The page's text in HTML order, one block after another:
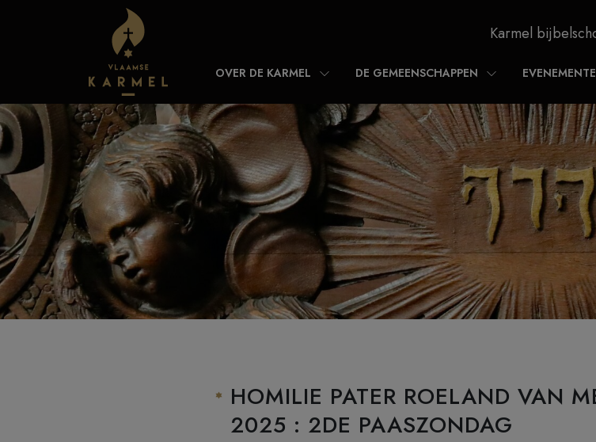
Karmel
OVER DE KARMEL DE GEMEENSCHAPPEN
HOMILIE PATER ROELAND VAN
2025 : 2DE PAASZONDAG